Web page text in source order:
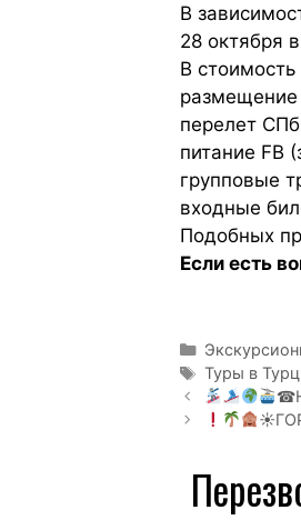
В
28 октября
В
размещение
перелет
питание FB
групповые
входные
Подобных
Если есть
Туры в